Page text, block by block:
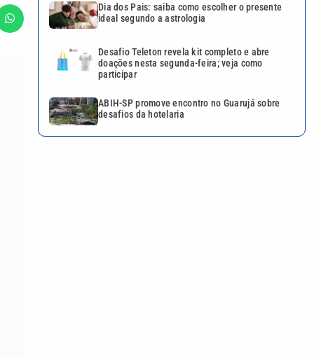
Dia dos Pais: saiba como escolher o presente
ideal segundo a astrologia
Desafio Teleton revela kit completo e abre
doações nesta segunda-feira; veja como
participar
ABIH-SP promove encontro no Guarujá sobre
desafios da hotelaria